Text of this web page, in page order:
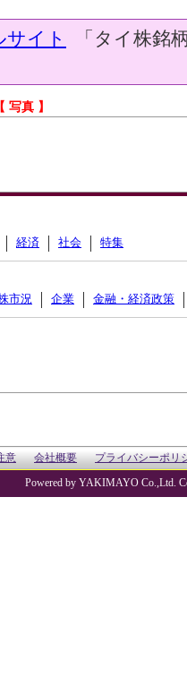
イト
「タイ株銘
【 写真 】
経済 社会 特集
市況 企業 金融・経済政策
意 会社概要 プライバシーポリ
Powered by YAKIMAYO Co.,Ltd.